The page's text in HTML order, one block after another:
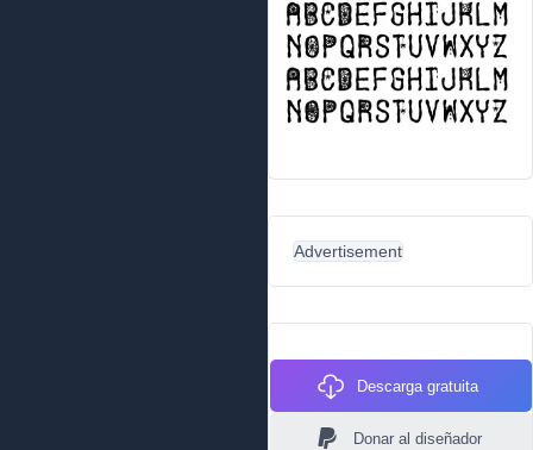
Advertisement
Descarga gratuita
Donar al diseñador